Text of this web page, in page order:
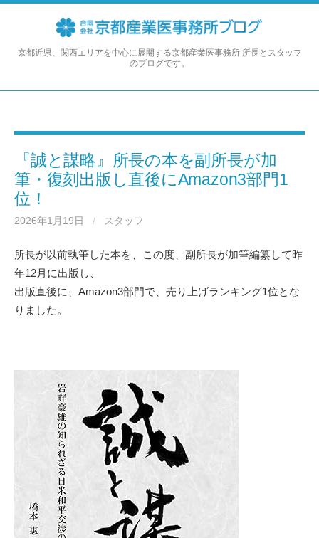
コ
京都近県、関西エリアを中心に展開する京都産業医事務所 所長とスタッフ
のブログです。
『誠と謀略』所長の本を副所長が加
筆・復刻出版し直後にAmazon3部門1
位！
2026年1月19日 / スタッフ
所長が以前執筆した本を、この度、副所長が加筆編纂して昨
年12月に出版し、
出版直後に、Amazon3部門で、売り上げランキング1位とな
りました。